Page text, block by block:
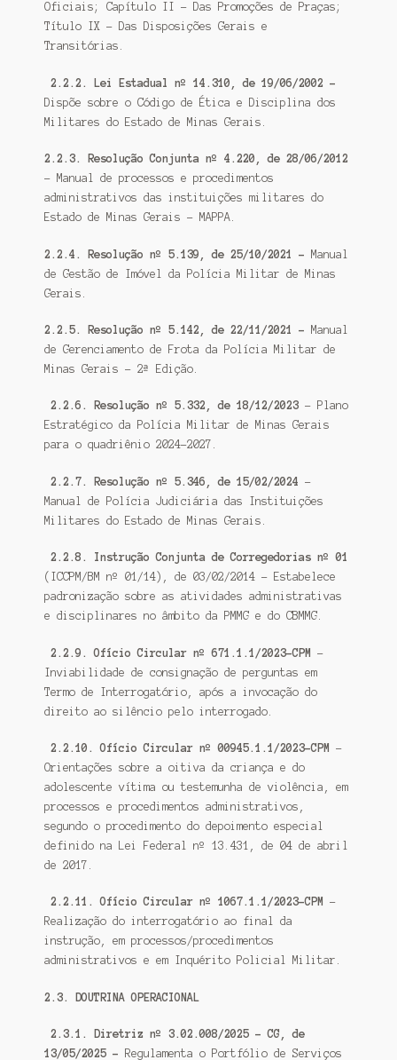
Oficiais; Capítulo II – Das Promoções de Praças;
Título IX – Das Disposições Gerais e
Transitórias.
2.2.2. Lei Estadual nº 14.310, de 19/06/2002 –
Dispõe sobre o Código de Ética e Disciplina dos
Militares do Estado de Minas Gerais.
2.2.3. Resolução Conjunta nº 4.220, de 28/06/2012
– Manual de processos e procedimentos
administrativos das instituições militares do
Estado de Minas Gerais – MAPPA.
2.2.4. Resolução nº 5.139, de 25/10/2021 – Manual
de Gestão de Imóvel da Polícia Militar de Minas
Gerais.
2.2.5. Resolução nº 5.142, de 22/11/2021 – Manual
de Gerenciamento de Frota da Polícia Militar de
Minas Gerais – 2ª Edição.
2.2.6. Resolução nº 5.332, de 18/12/2023– Plano
Estratégico da Polícia Militar de Minas Gerais
para o quadriênio 2024-2027.
2.2.7. Resolução nº 5.346, de 15/02/2024 –
Manual de Polícia Judiciária das Instituições
Militares do Estado de Minas Gerais.
2.2.8. Instrução Conjunta de Corregedorias nº 01
(ICCPM/BM nº 01/14), de 03/02/2014 – Estabelece
padronização sobre as atividades administrativas
e disciplinares no âmbito da PMMG e do CBMMG.
2.2.9. Ofício Circular nº 671.1.1/2023-CPM
–
Inviabilidade de consignação de perguntas em
Termo de Interrogatório, após a invocação do
direito ao silêncio pelo interrogado.
2.2.10. Ofício Circular nº 00945.1.1/2023-CPM
–
Orientações sobre a oitiva da criança e do
adolescente vítima ou testemunha de violência, em
processos e procedimentos administrativos,
segundo o procedimento do depoimento especial
definido na Lei Federal nº 13.431, de 04 de abril
de 2017.
2.2.11. Ofício Circular nº 1067.1.1/2023-CPM
–
Realização do interrogatório ao final da
instrução, em processos/procedimentos
administrativos e em Inquérito Policial Militar.
2.3. DOUTRINA OPERACIONAL
2.3.1. Diretriz nº 3.02.008/2025 – CG, de
13/05/2025 – Regulamenta o Portfólio de Serviços